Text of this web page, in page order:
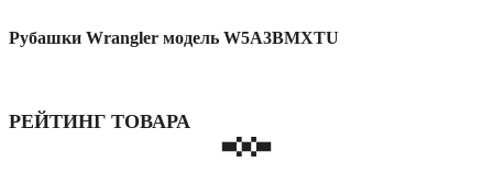
Рубашки Wrangler модель W5A3BMXTU
РЕЙТИНГ ТОВАРА